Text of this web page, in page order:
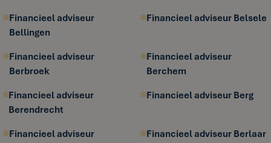
Financieel adviseur
Bellingen
Financieel adviseur Belsele
Financieel adviseur
Berbroek
Financieel adviseur
Berchem
Financieel adviseur
Berendrecht
Financieel adviseur Berg
Financieel adviseur
Financieel adviseur Berlaar